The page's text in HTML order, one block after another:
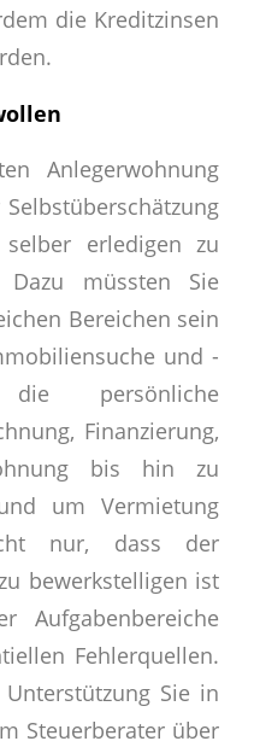
die Kreditzinsen
Anlegerwohnung
erledigen zu
müssten Sie
Bereichen sein
und -
persönliche
Finanzierung,
bis hin zu
um Vermietung
nur, dass der
bewerkstelligen ist
Fehlerquellen.
Sie in
Steuerberater über